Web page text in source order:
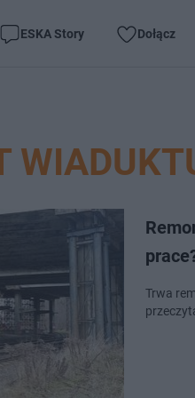
ESKA Story Dołącz
Trwa